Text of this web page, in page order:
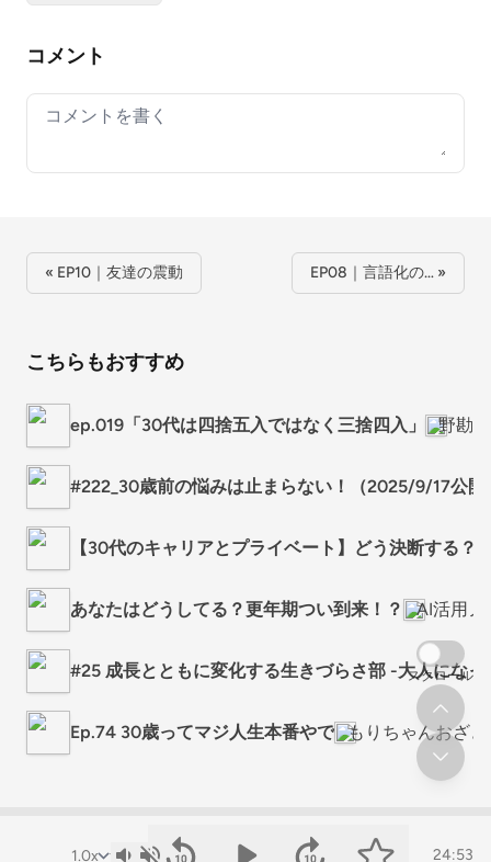
24:53
コメント
Your comment
« EP10｜友達の震動 EP08｜言語化の… »
こちらもおすすめ
ep.019「30代は四捨五入ではなく三捨四入」 野勘
#222_30歳前の悩みは止まらない！（2025/9/17公開)
【30代のキャリアとプライベート】どう決断する
あなたはどうしてる？更年期つい到来！？ AI活用ノ
#25 成長とともに変化する生きづらさ部 -大人にな
Ep.74 30歳ってマジ人生本番やで もりちゃんおざ
スクロール